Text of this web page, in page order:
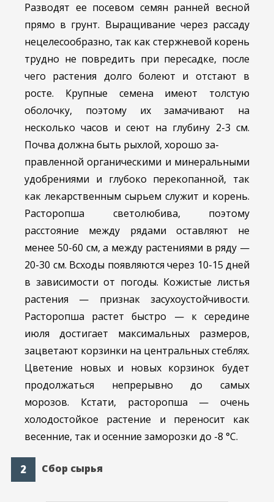
Разводят ее посевом семян ранней весной
прямо в грунт. Выращивание через рассаду
нецелесообразно, так как стержневой корень
трудно не повредить при пересадке, после
чего растения долго болеют и отстают в
росте. Крупные семена имеют толстую
оболочку, поэтому их замачивают на
несколько часов и сеют на глубину 2-3 см.
Почва должна быть рыхлой, хорошо за-
правленной органическими и минеральными
удобрениями и глубоко перекопанной, так
как лекарственным сырьем служит и корень.
Расторопша светолюбива, поэтому
расстояние между рядами оставляют не
менее 50-60 см, а между растениями в ряду —
20-30 см. Всходы появляются через 10-15 дней
в зависимости от погоды. Кожистые листья
растения — признак засухоустойчивости.
Расторопша растет быстро — к середине
июля достигает максимальных размеров,
зацветают корзинки на центральных стеблях.
Цветение новых и новых корзинок будет
продолжаться непрерывно до самых
морозов. Кстати, расторопша — очень
холодостойкое растение и переносит как
весенние, так и осенние заморозки до -8 °С.
Сбор сырья